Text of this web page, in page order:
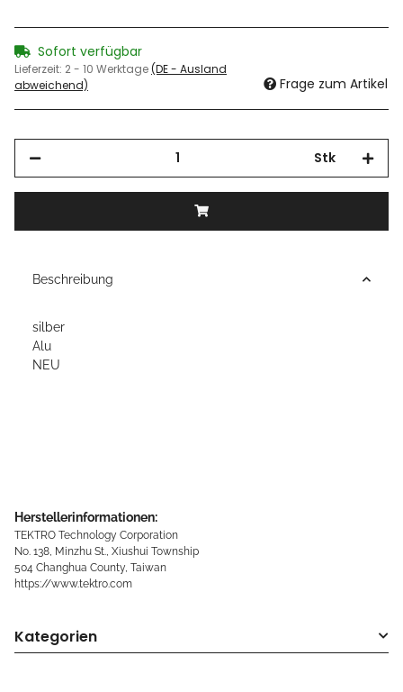
Sofort verfügbar
Lieferzeit: 2 - 10 Werktage(DE - Ausland
abweichend)
Frage zum Artikel
Stk
Beschreibung
silber
Alu
NEU
Herstellerinformationen:
TEKTRO Technology Corporation
No. 138, Minzhu St., Xiushui Township
504 Changhua County, Taiwan
https://www.tektro.com
Kategorien